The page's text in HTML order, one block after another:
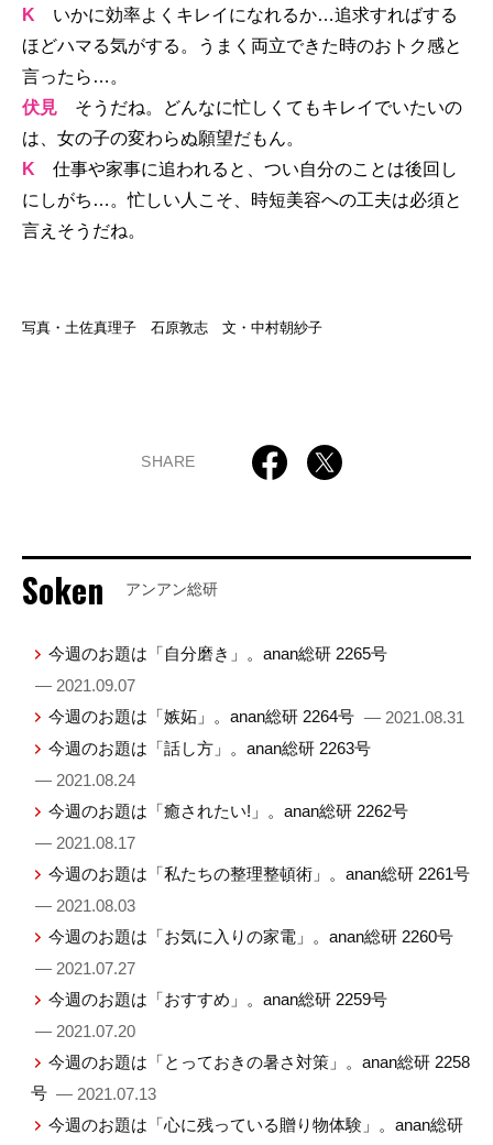
K いかに効率よくキレイになれるか…追求すればする
ほどハマる気がする。うまく両立できた時のおトク感と
言ったら…。
伏見 そうだね。どんなに忙しくてもキレイでいたいの
は、女の子の変わらぬ願望だもん。
K 仕事や家事に追われると、つい自分のことは後回し
にしがち…。忙しい人こそ、時短美容への工夫は必須と
言えそうだね。
写真・土佐真理子 石原敦志 文・中村朝紗子
SHARE
Soken アンアン総研
今週のお題は「自分磨き」。anan総研 2265号
— 2021.09.07
今週のお題は「嫉妬」。anan総研 2264号 — 2021.08.31
今週のお題は「話し方」。anan総研 2263号
— 2021.08.24
今週のお題は「癒されたい!」。anan総研 2262号
— 2021.08.17
今週のお題は「私たちの整理整頓術」。anan総研 2261号
— 2021.08.03
今週のお題は「お気に入りの家電」。anan総研 2260号
— 2021.07.27
今週のお題は「おすすめ」。anan総研 2259号
— 2021.07.20
今週のお題は「とっておきの暑さ対策」。anan総研 2258
号 — 2021.07.13
今週のお題は「心に残っている贈り物体験」。anan総研